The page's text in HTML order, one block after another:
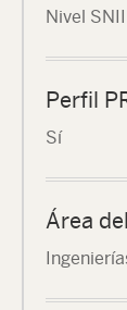
Nivel SNII
Perfil
Sí
Área